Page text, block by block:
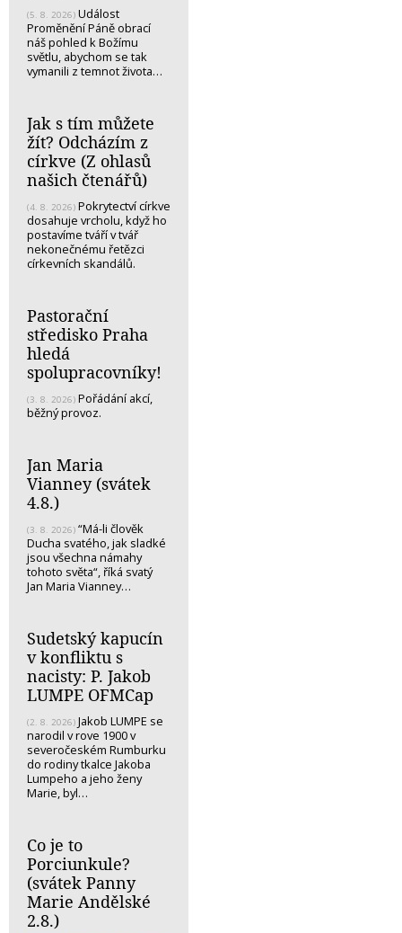
(5. 8. 2026) Událost
Proměnění Páně obrací
náš pohled k Božímu
světlu, abychom se tak
vymanili z temnot života…
Jak s tím můžete
žít? Odcházím z
církve (Z ohlasů
našich čtenářů)
(4. 8. 2026) Pokrytectví církve
dosahuje vrcholu, když ho
postavíme tváří v tvář
nekonečnému řetězci
církevních skandálů.
Pastorační
středisko Praha
hledá
spolupracovníky!
(3. 8. 2026) Pořádání akcí,
běžný provoz.
Jan Maria
Vianney (svátek
4.8.)
(3. 8. 2026) “Má-li člověk
Ducha svatého, jak sladké
jsou všechna námahy
tohoto světa“, říká svatý
Jan Maria Vianney…
Sudetský kapucín
v konfliktu s
nacisty: P. Jakob
LUMPE OFMCap
(2. 8. 2026) Jakob LUMPE se
narodil v rove 1900 v
severočeském Rumburku
do rodiny tkalce Jakoba
Lumpeho a jeho ženy
Marie, byl…
Co je to
Porciunkule?
(svátek Panny
Marie Andělské
2.8.)